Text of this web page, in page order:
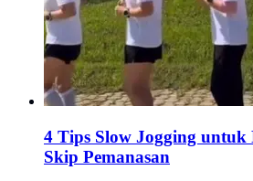
4 Tips Slow Jogging untuk
Skip Pemanasan